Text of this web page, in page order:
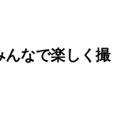
んなで楽しく撮